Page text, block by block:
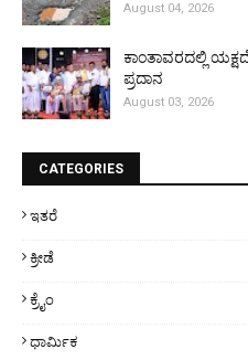
August 04, 2026
ಕಾಂತಾವರದಲ್ಲಿ
ಪ್ರದಾನ
August 03, 2026
CATEGORIES
ಇತರೆ
ಕ್ರೀಡೆ
ಕ್ರೈಂ
ಧಾರ್ಮಿಕ